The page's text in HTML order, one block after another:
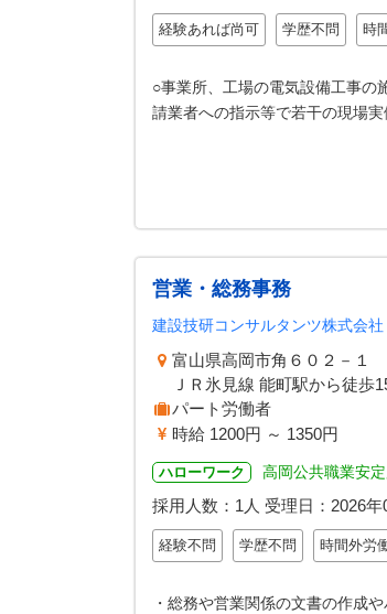
経験あれば尚可 学歴不問 時
○事業所、工場の電気設備工事の
請業者への指示等で若干の現場
営業・総務事務
建設技研コンサルタンツ株式会社
富山県高岡市角６０２－１
ＪＲ氷見線 能町駅から徒歩
パート労働者
時給 1200円 ～ 1350円
ハローワーク 高岡公共職業安
採用人数：1人 受理日： 2026年
経験不問 学歴不問 時間外労
・総務や営業関係の文書の作成